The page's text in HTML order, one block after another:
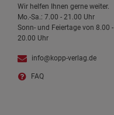
Wir helfen Ihnen gerne weiter.
Mo.-Sa.: 7.00 - 21.00 Uhr
Sonn- und Feiertage von 8.00 -
20.00 Uhr
info@kopp-verlag.de
FAQ